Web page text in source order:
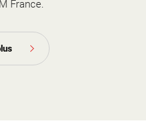
France.